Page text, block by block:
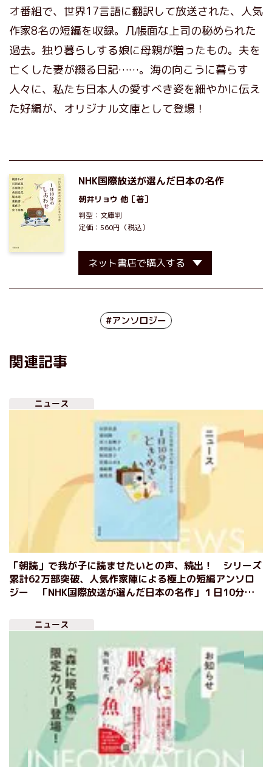
オ番組で、世界17言語に翻訳して放送された、人気
作家8名の短編を収録。几帳面な上司の秘められた
過去。独り暮らしする娘に母親が贈ったもの。夫を
亡くした妻が綴る日記……。海の向こうに暮らす
人々に、私たち日本人の愛すべき姿を細やかに伝え
た好編が、オリジナル文庫として登場！
NHK国際放送が選んだ日本の名作
朝井リョウ 他［著］
判型：文庫判
定価：560円（税込）
ネット書店で購入する
#アンソロジー
関連記事
ニュース
「朝読」で我が子に読ませたいとの声、続出！ シリーズ
累計62万部突破、人気作家陣による極上の短編アンソロ
ジー 「NHK国際放送が選んだ日本の名作」１日10分シ
ニュース